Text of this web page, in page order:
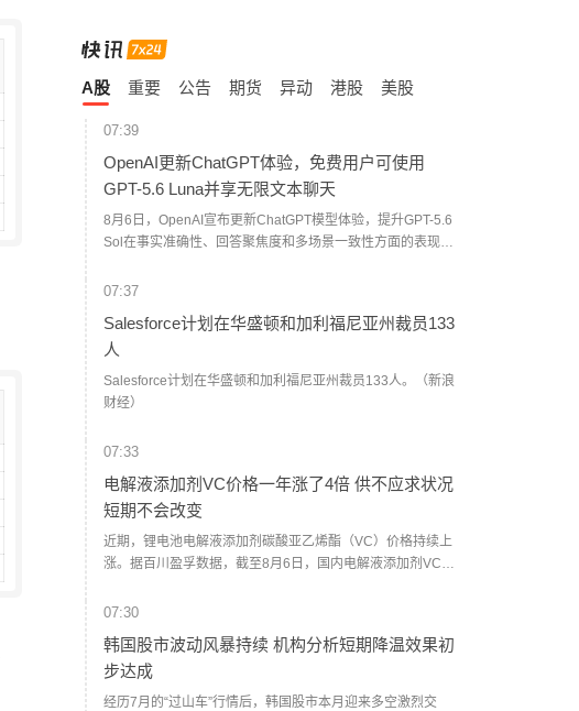
A股 重要 公告 期货 异动 港股 美股
07:39
OpenAI更新ChatGPT体验，免费用户可使用
GPT-5.6 Luna并享无限文本聊天
8月6日，OpenAI宣布更新ChatGPT模型体验，提升GPT-5.6
Sol在事实准确性、回答聚焦度和多场景一致性方面的表现，
示，Plus和Pro用户将获得更新后的GPT-5.6 Sol，该模型能
内容。对于免费用户，OpenAI将默认模型更新为GPT-5.6
Luna，并扩大访问范围，提供无限文本聊天功能。针对需要
更深入推理的问题，免费用户可通过新增“Think”按钮调用更
高推理能力。（界面新闻）
07:37
Salesforce计划在华盛顿和加利福尼亚州裁员133
人
Salesforce计划在华盛顿和加利福尼亚州裁员133人。（新浪
财经）
07:33
电解液添加剂VC价格一年涨了4倍 供不应求状况
短期不会改变
近期，锂电池电解液添加剂碳酸亚乙烯酯（VC）价格持续上
涨。据百川盈孚数据，截至8月6日，国内电解液添加剂VC均
位业内人士表示，VC供不应求的情况短期不会改变。目前国
效产能仅约11万吨/年。去年行业企业开工率整体偏低，叠加
头部企业集中开展设备检修，行业库存快速下行。（人民财
讯）
07:30
韩国股市波动风暴持续 机构分析短期降温效果初
步达成
经历7月的“过山车”行情后，韩国股市本月迎来多空激烈交